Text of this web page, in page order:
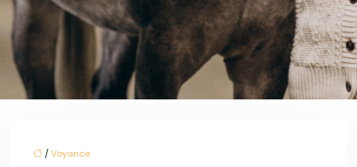
/Voyance